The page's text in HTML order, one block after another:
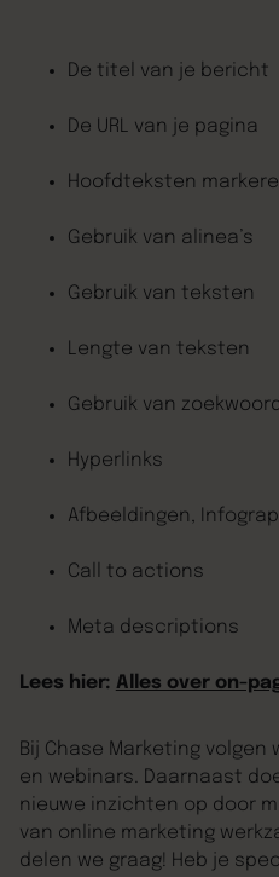
De titel van je bericht
De URL van je pagina
Hoofdteksten
Gebruik van alinea’s
Gebruik van teksten
Lengte van teksten
Gebruik van
Hyperlinks
Afbeeldingen,
Call to actions
Meta descriptions
Lees hier: Alles over on-
Bij Chase Marketing volgen
en webinars. Daarnaast
nieuwe inzichten op door
van online marketing
delen we graag! Heb je